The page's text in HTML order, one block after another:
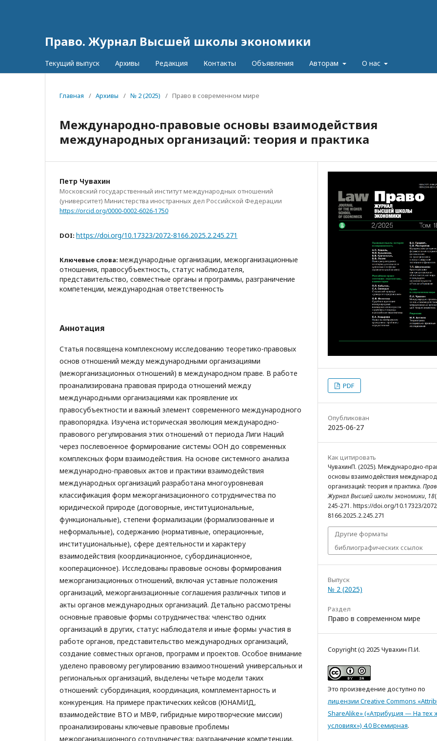
Право. Журнал Высшей школы экономики
Текущий выпуск Архивы Редакция Контакты Объявления Авторам О нас
Главная / Архивы / № 2 (2025) / Право в современном мире
Международно-правовые основы взаимодействия
международных организаций: теория и практика
Петр Чувахин
Московский государственный институт международных отношений
(университет) Министерства иностранных дел Российской Федерации
https://orcid.org/0000-0002-6026-1750
DOI: https://doi.org/10.17323/2072-8166.2025.2.245.271
Ключевые слова: международные организации, межорганизационные
отношения, правосубъектность, статус наблюдателя,
представительство, совместные органы и программы, разграничение
компетенции, международная ответственность
Аннотация
Статья посвящена комплексному исследованию теоретико-правовых
основ отношений между международными организациями
(межорганизационных отношений) в международном праве. В работе
проанализирована правовая природа отношений между
международными организациями как проявление их
правосубъектности и важный элемент современного международного
правопорядка. Изучена историческая эволюция международно-
правового регулирования этих отношений от периода Лиги Наций
через послевоенное формирование системы ООН до современных
комплексных форм взаимодействия. На основе системного анализа
международно-правовых актов и практики взаимодействия
международных организаций разработана многоуровневая
классификация форм межорганизационного сотрудничества по
юридической природе (договорные, институциональные,
функциональные), степени формализации (формализованные и
неформальные), содержанию (нормативные, операционные,
институциональные), сфере деятельности и характеру
взаимодействия (координационное, субординационное,
кооперационное). Исследованы правовые основы формирования
межорганизационных отношений, включая уставные положения
организаций, межорганизационные соглашения различных типов и
акты органов международных организаций. Детально рассмотрены
основные правовые формы сотрудничества: членство одних
организаций в других, статус наблюдателя и иные формы участия в
работе органов, представительство международных организаций,
создание совместных органов, программ и проектов. Особое внимание
уделено правовому регулированию взаимоотношений универсальных и
региональных организаций, выделены четыре модели таких
отношений: субординация, координация, комплементарность и
конкуренция. На примере практических кейсов (ЮНАМИД,
взаимодействие ВТО и МВФ, гибридные миротворческие миссии)
проанализированы ключевые правовые проблемы
межорганизационного сотрудничества: разграничение компетенции,
PDF
Опубликован
2025-06-27
Как цитировать
ЧувахинП. (2025). Международно-
основы взаимодействия
организаций: теория и практика.
Журнал Высшей школы экономики, 18
245-271. https://doi.org/10.17323/
8166.2025.2.245.271
Другие форматы
библиографических ссылок
Выпуск
№ 2 (2025)
Раздел
Право в современном мире
Copyright (c) 2025 Чувахин П.И.
Это произведение доступно по
лицензии Creative Commons
ShareAlike» («Атрибуция — На тех
условиях») 4.0 Всемирная.